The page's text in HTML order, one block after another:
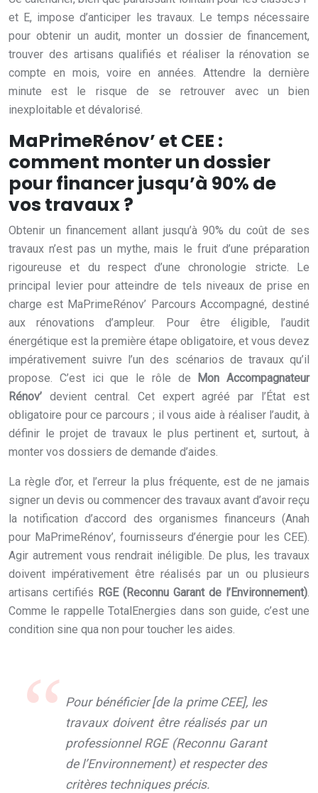
et E, impose d’anticiper les travaux. Le temps nécessaire
pour obtenir un audit, monter un dossier de financement,
trouver des artisans qualifiés et réaliser la rénovation se
compte en mois, voire en années. Attendre la dernière
minute est le risque de se retrouver avec un bien
inexploitable et dévalorisé.
MaPrimeRénov’ et CEE :
comment monter un dossier
pour financer jusqu’à 90% de
vos travaux ?
Obtenir un financement allant jusqu’à 90% du coût de ses
travaux n’est pas un mythe, mais le fruit d’une préparation
rigoureuse et du respect d’une chronologie stricte. Le
principal levier pour atteindre de tels niveaux de prise en
charge est MaPrimeRénov’ Parcours Accompagné, destiné
aux rénovations d’ampleur. Pour être éligible, l’audit
énergétique est la première étape obligatoire, et vous devez
impérativement suivre l’un des scénarios de travaux qu’il
propose. C’est ici que le rôle de
Mon Accompagnateur
Rénov’ devient central. Cet expert agréé par l’État est
obligatoire pour ce parcours ; il vous aide à réaliser l’audit, à
définir le projet de travaux le plus pertinent et, surtout, à
monter vos dossiers de demande d’aides.
La règle d’or, et l’erreur la plus fréquente, est de ne jamais
signer un devis ou commencer des travaux avant d’avoir reçu
la notification d’accord des organismes financeurs (Anah
pour MaPrimeRénov’, fournisseurs d’énergie pour les CEE).
Agir autrement vous rendrait inéligible. De plus, les travaux
doivent impérativement être réalisés par un ou plusieurs
artisans certifiés RGE (Reconnu Garant de l’Environnement).
Comme le rappelle TotalEnergies dans son guide, c’est une
condition sine qua non pour toucher les aides.
Pour bénéficier [de la prime CEE], les
travaux doivent être réalisés par un
professionnel RGE (Reconnu Garant
de l’Environnement) et respecter des
critères techniques précis.